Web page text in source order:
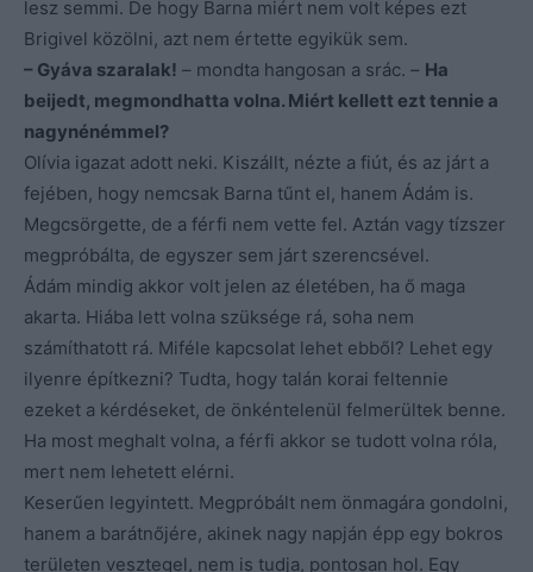
lesz semmi. De hogy Barna miért nem volt képes ezt
Brigivel közölni, azt nem értette egyikük sem.
– Gyáva szaralak! – mondta hangosan a srác. – Ha
beijedt, megmondhatta volna. Miért kellett ezt tennie a
nagynénémmel?
Olívia igazat adott neki. Kiszállt, nézte a fiút, és az járt a
fejében, hogy nemcsak Barna tűnt el, hanem Ádám is.
Megcsörgette, de a férfi nem vette fel. Aztán vagy tízszer
megpróbálta, de egyszer sem járt szerencsével.
Ádám mindig akkor volt jelen az életében, ha ő maga
akarta. Hiába lett volna szüksége rá, soha nem
számíthatott rá. Miféle kapcsolat lehet ebből? Lehet egy
ilyenre építkezni? Tudta, hogy talán korai feltennie
ezeket a kérdéseket, de önkéntelenül felmerültek benne.
Ha most meghalt volna, a férfi akkor se tudott volna róla,
mert nem lehetett elérni.
Keserűen legyintett. Megpróbált nem önmagára gondolni,
hanem a barátnőjére, akinek nagy napján épp egy bokros
területen vesztegel, nem is tudja, pontosan hol. Egy